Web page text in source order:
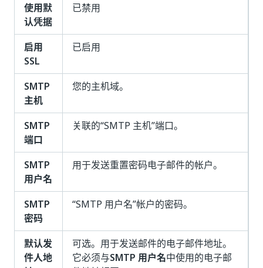
使用默
认凭据
已禁用
启用
SSL
已启用
SMTP
主机
您的主机域。
SMTP
端口
关联的“SMTP 主机”端口。
SMTP
用户名
用于发送重置密码电子邮件的帐户。
SMTP
密码
“SMTP 用户名”帐户的密码。
默认发
件人地
可选。用于发送邮件的电子邮件地址。
它必须与SMTP 用户名中使用的电子邮